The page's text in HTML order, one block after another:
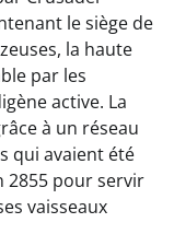
le siège de
la haute
par les
active. La
à un réseau
qui avaient été
2855 pour servir
vaisseaux